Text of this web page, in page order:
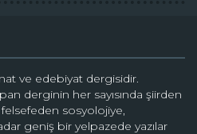
ve edebiyat dergisidir.
derginin her sayısında şiirden
sosyolojiye,
geniş bir yelpazede yazılar